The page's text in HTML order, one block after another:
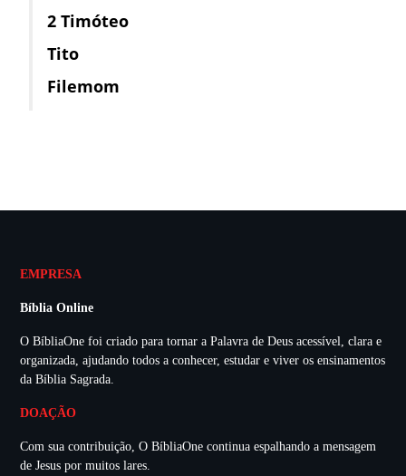
2 Timóteo
Tito
Filemom
EMPRESA
Bíblia Online
O BíbliaOne foi criado para tornar a Palavra de Deus acessível, clara e
organizada, ajudando todos a conhecer, estudar e viver os ensinamentos
da Bíblia Sagrada.
DOAÇÃO
Com sua contribuição, O BíbliaOne continua espalhando a mensagem
de Jesus por muitos lares.